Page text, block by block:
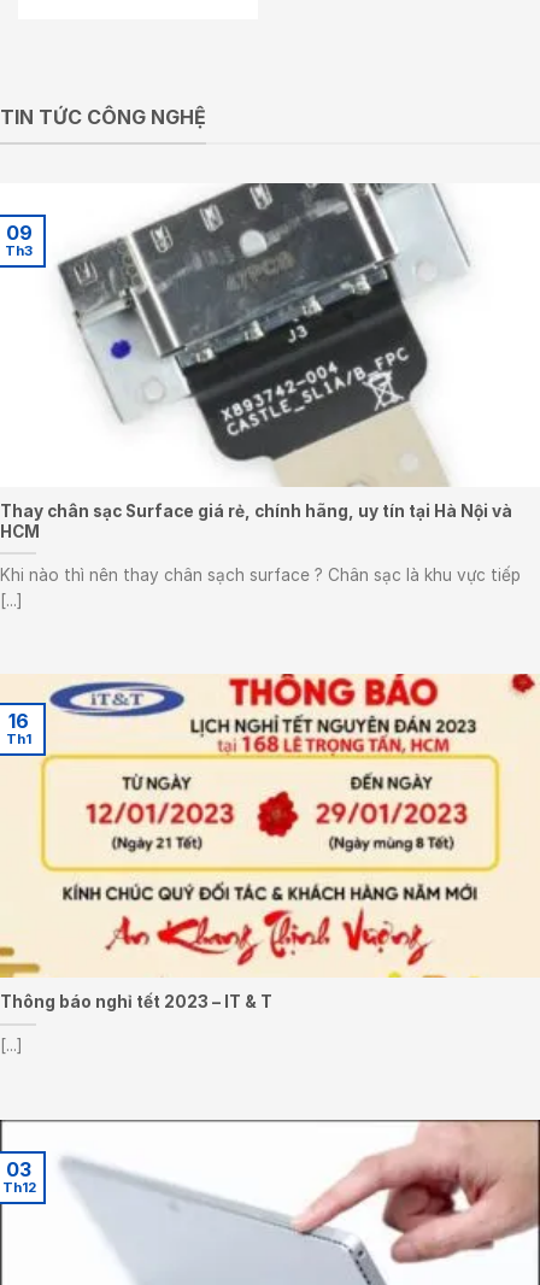
TIN TỨC CÔNG NGHỆ
Thay chân sạc Surface giá rẻ, chính hãng, uy tín tại Hà Nội và
HCM
Khi nào thì nên thay chân sạch surface ? Chân sạc là khu vực tiếp
[...]
09
Th3
Thông báo nghỉ tết 2023 – IT & T
[...]
16
Th1
03
Th12